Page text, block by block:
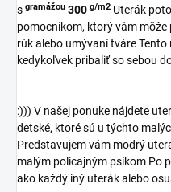
s gramážou 300 g/m2 Uterák
pomocníkom, ktorý vám
rúk alebo umývaní tváre
kedykoľvek pribaliť so sebou
:))) V našej ponuke nájdete
detské, ktoré sú u týchto
Predstavujem vám modrý
malým policajným psíkom Po
ako každý iný uterák alebo